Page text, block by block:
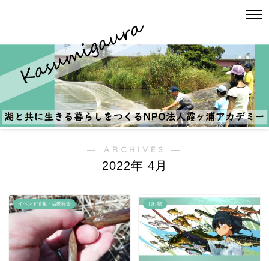
― ARCHIVES ―
2022年 4月
イベント情報・活動報告 刊行物